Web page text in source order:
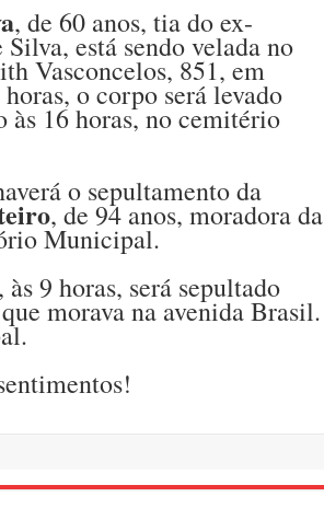
, de 60 anos, tia do ex-
está sendo velada no
Vasconcelos, 851, em
o corpo será levado
às 16 horas, no cemitério
o sepultamento da
, de 94 anos, moradora da
Municipal.
9 horas, será sepultado
morava na avenida Brasil.